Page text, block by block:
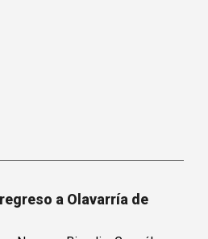
a Olavarría de